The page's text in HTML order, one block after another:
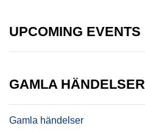
UPCOMING EVENTS
GAMLA HÄNDELSER
Gamla händelser